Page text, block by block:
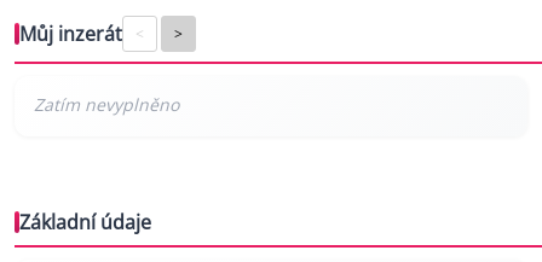
Můj inzerát < >
Základní údaje